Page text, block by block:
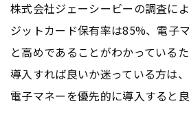
株式会社ジェーシービーの調査に
ジットカード保有率は85%、電子
と高めであることがわかっている
導入すれば良いか迷っている方は
電子マネーを優先的に導入すると